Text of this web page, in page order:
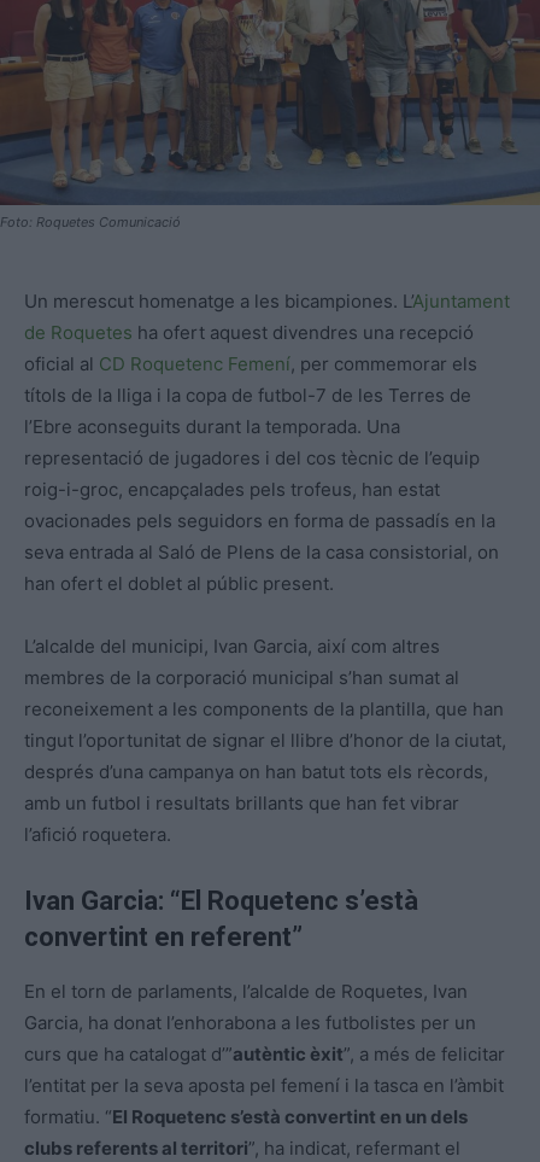
Foto: Roquetes Comunicació
Un merescut homenatge a les bicampiones. L’Ajuntament
de Roquetes ha ofert aquest divendres una recepció
oficial al CD Roquetenc Femení, per commemorar els
títols de la lliga i la copa de futbol-7 de les Terres de
l’Ebre aconseguits durant la temporada. Una
representació de jugadores i del cos tècnic de l’equip
roig-i-groc, encapçalades pels trofeus, han estat
ovacionades pels seguidors en forma de passadís en la
seva entrada al Saló de Plens de la casa consistorial, on
han ofert el doblet al públic present.
L’alcalde del municipi, Ivan Garcia, així com altres
membres de la corporació municipal s’han sumat al
reconeixement a les components de la plantilla, que han
tingut l’oportunitat de signar el llibre d’honor de la ciutat,
després d’una campanya on han batut tots els rècords,
amb un futbol i resultats brillants que han fet vibrar
l’afició roquetera.
Ivan Garcia: “El Roquetenc s’està
convertint en referent”
En el torn de parlaments, l’alcalde de Roquetes, Ivan
Garcia, ha donat l’enhorabona a les futbolistes per un
curs que ha catalogat d’”autèntic èxit”, a més de felicitar
l’entitat per la seva aposta pel femení i la tasca en l’àmbit
formatiu. “El Roquetenc s’està convertint en un dels
clubs referents al territori”, ha indicat, refermant el